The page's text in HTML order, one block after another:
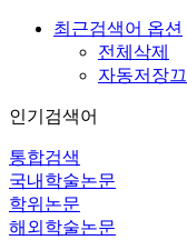
최근검색어 옵션
전체삭제
자동저장끄
인기검색어
통합검색
국내학술논문
학위논문
해외학술논문